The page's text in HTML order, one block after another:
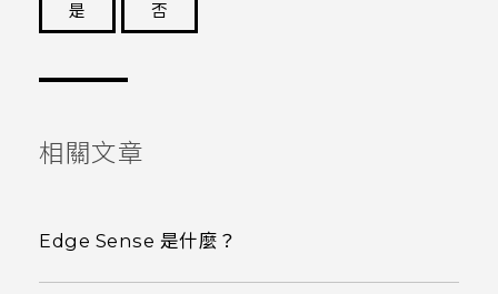
是
否
相關文章
Edge Sense 是什麼？